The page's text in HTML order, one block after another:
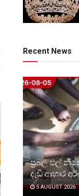
Recent News
ප්‍රබල එල්
දැඩි ආහාර
5 AUGUST 2026